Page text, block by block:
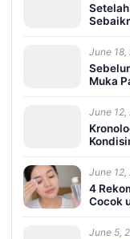
June 18,
Muka
June 12,
June 12,
4
Cocok
June 5,